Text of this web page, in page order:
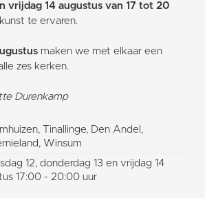
vrijdag 14 augustus van 17 tot 20
te ervaren.
maken we met elkaar een
zes kerken.
Durenkamp
Tinallinge, Den Andel,
Winsum
12, donderdag 13 en vrijdag 14
17:00 - 20:00 uur